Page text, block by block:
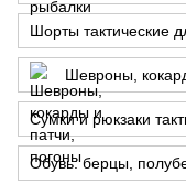
Шевроны,
Сумки и рюкзаки
Обувь: берцы,